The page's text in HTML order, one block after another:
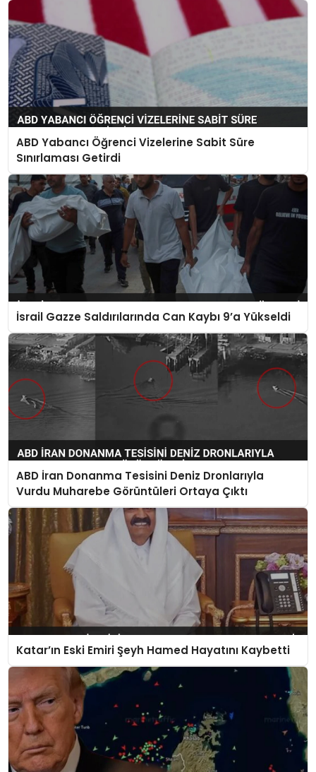
ABD Yabancı Öğrenci Vizelerine Sabit Süre
Sınırlaması Getirdi
İsrail Gazze Saldırılarında Can Kaybı 9’a Yükseldi
ABD İran Donanma Tesisini Deniz Dronlarıyla
Vurdu Muharebe Görüntüleri Ortaya Çıktı
Katar’ın Eski Emiri Şeyh Hamed Hayatını Kaybetti